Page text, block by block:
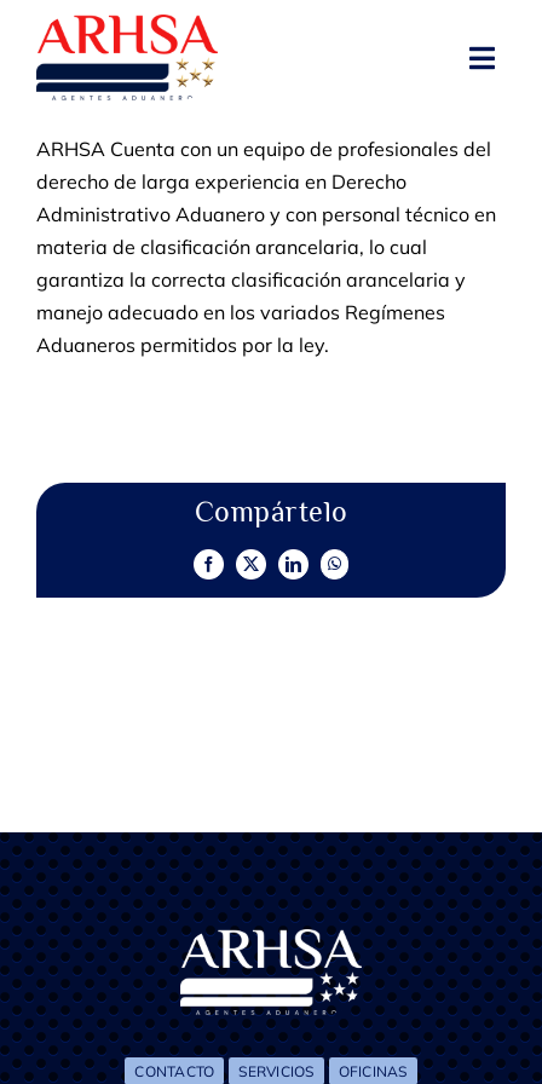
content
NOSOTROS
OFICINAS
SERVICIOS
CONTACTO
ARHSA Cuenta con un equipo de profesionales del
derecho de larga experiencia en Derecho
Administrativo Aduanero y con personal técnico en
materia de clasificación arancelaria, lo cual
garantiza la correcta clasificación arancelaria y
manejo adecuado en los variados Regímenes
Aduaneros permitidos por la ley.
Compártelo
Facebook
X LinkedInWhatsApp
CONTACTO SERVICIOS OFICINAS